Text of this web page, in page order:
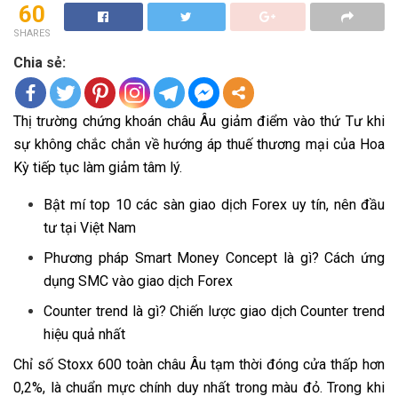
60
SHARES
Chia sẻ:
Thị trường chứng khoán châu Âu giảm điểm vào thứ Tư khi
sự không chắc chắn về hướng áp thuế thương mại của Hoa
Kỳ tiếp tục làm giảm tâm lý.
Bật mí top 10 các sàn giao dịch Forex uy tín, nên đầu
tư tại Việt Nam
Phương pháp Smart Money Concept là gì? Cách ứng
dụng SMC vào giao dịch Forex
Counter trend là gì? Chiến lược giao dịch Counter trend
hiệu quả nhất
Chỉ số Stoxx 600 toàn châu Âu tạm thời đóng cửa thấp hơn
0,2%, là chuẩn mực chính duy nhất trong màu đỏ. Trong khi